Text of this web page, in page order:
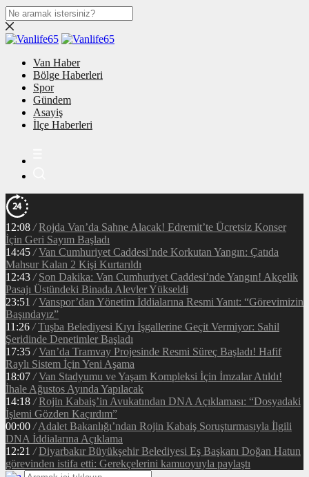
Van Haber
Bölge Haberleri
Spor
Gündem
Asayiş
İlçe Haberleri
12:08 / Rojda Van’da Sahne Alacak! Edremit’te Ücretsiz Konser
İçin Geri Sayım Başladı
14:45 / Van Cumhuriyet Caddesi’nde Korkutan Yangın: Çatıda
Mahsur Kalan 2 Kişi Kurtarıldı
12:43 / Son Dakika: Van Cumhuriyet Caddesi’nde Yangın! Akçelik
Pasajı Üstündeki Binada Alevler Yükseldi
23:51 / Vanspor’dan Yönetim İddialarına Resmi Yanıt: “Görevimizin
Başındayız”
11:26 / Tuşba Belediyesi Kıyı İşgallerine Geçit Vermiyor: Sahil
Şeridinde Denetimler Başladı
17:35 / Van’da Tramvay Projesinde Resmi Süreç Başladı! Hafif
Raylı Sistem İçin Yeni Aşama
18:07 / Van Stadyumu ve Yaşam Kompleksi İçin İmzalar Atıldı!
İhale Ağustos Ayında Yapılacak
14:18 / Rojin Kabaiş’in Avukatından DNA Açıklaması: “Dosyadaki
İşlemi Gözden Kaçırdım”
00:00 / Adalet Bakanlığı’ndan Rojin Kabaiş Soruşturmasıyla İlgili
DNA İddialarına Açıklama
12:21 / Diyarbakır Büyükşehir Belediyesi Eş Başkanı Doğan Hatun
görevinden istifa etti: Gerekçelerini kamuoyuyla paylaştı